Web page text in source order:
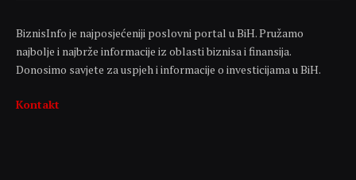
BiznisInfo je najposjećeniji poslovni portal u BiH. Pružamo
najbolje i najbrže informacije iz oblasti biznisa i finansija.
Donosimo savjete za uspjeh i informacije o investicijama u BiH.
Kontakt